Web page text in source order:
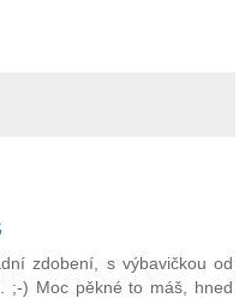
zdobení, s výbavičkou od
;-) Moc pěkné to máš, hned